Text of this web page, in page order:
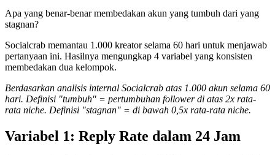
Apa yang benar-benar membedakan akun yang tumbuh dari yang
stagnan?
Socialcrab memantau 1.000 kreator selama 60 hari untuk menjawab
pertanyaan ini. Hasilnya mengungkap 4 variabel yang konsisten
membedakan dua kelompok.
Berdasarkan analisis internal Socialcrab atas 1.000 akun selama 60
hari. Definisi "tumbuh" = pertumbuhan follower di atas 2x rata-
rata niche. Definisi "stagnan" = di bawah 0,5x rata-rata niche.
Variabel 1: Reply Rate dalam 24 Jam